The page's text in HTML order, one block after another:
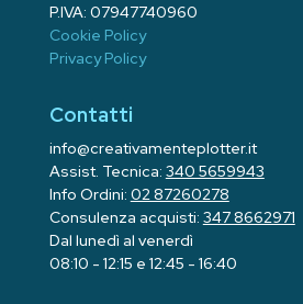
P.IVA: 07947740960
Cookie Policy
Privacy Policy
Contatti
info@creativamenteplotter.it
Assist. Tecnica: 340 5659943
Info Ordini: 02 87260278
Consulenza acquisti: 347 8662971
Dal lunedì al venerdì
08:10 - 12:15 e 12:45 - 16:40